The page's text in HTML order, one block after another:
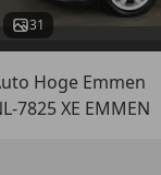
31
Hoge Emmen
7825 XE EMMEN